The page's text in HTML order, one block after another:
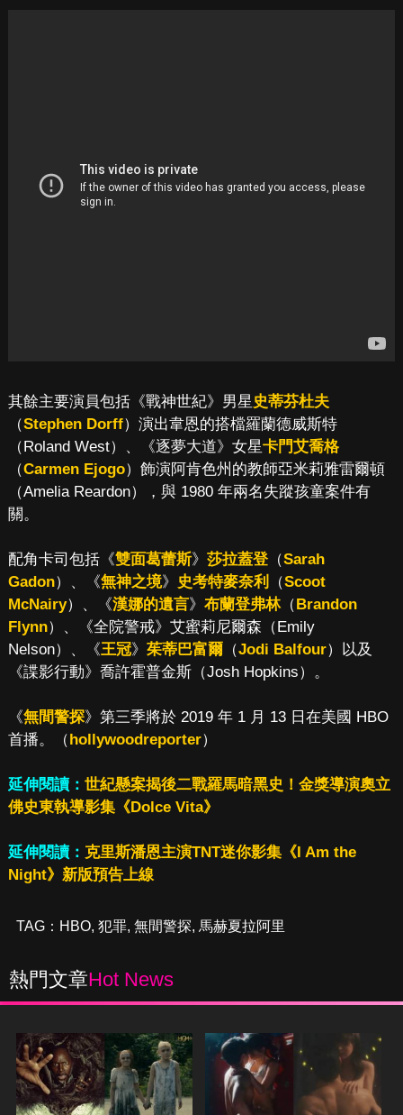
其餘主要演員包括《戰神世紀》男星 史蒂芬杜夫
（Stephen Dorff）演出韋恩的搭檔羅蘭德威斯特
（Roland West）、《逐夢大道》女星卡門艾喬格
（Carmen Ejogo）飾演阿肯色州的教師亞米莉雅雷爾頓
（Amelia Reardon），與 1980 年兩名失蹤孩童案件有
關。
配角卡司包括《雙面葛蕾斯》 莎拉蓋登（Sarah
Gadon）、《無神之境》 史考特麥奈利 （Scoot
McNairy）、《漢娜的遺言》 布蘭登弗林（Brandon
Flynn）、《全院警戒》艾蜜莉尼爾森（Emily
Nelson）、《王冠》 茱蒂巴富爾（Jodi Balfour）以及
《諜影行動》喬許霍普金斯（Josh Hopkins）。
《無間警探》第三季將於 2019 年 1 月 13 日在美國 HBO
首播。（hollywoodreporter）
延伸閱讀： 世紀懸案揭後二戰羅馬暗黑史！金獎導演奧立
佛史東執導影集《Dolce Vita》
延伸閱讀： 克里斯潘恩主演TNT迷你影集《I Am the
Night》新版預告上線
TAG： HBO, 犯罪, 無間警探, 馬赫夏拉阿里
熱門文章Hot News